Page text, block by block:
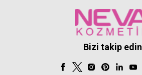
Bizi takip edin